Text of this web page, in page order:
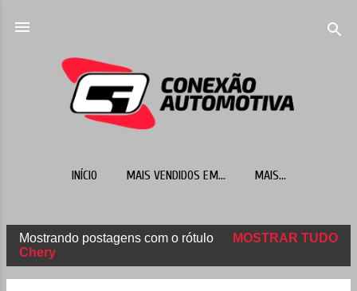
INÍCIO MAIS VENDIDOS EM... MAIS…
o
Mostrando postagens com o rótulo
Chery
MOSTRAR TUDO